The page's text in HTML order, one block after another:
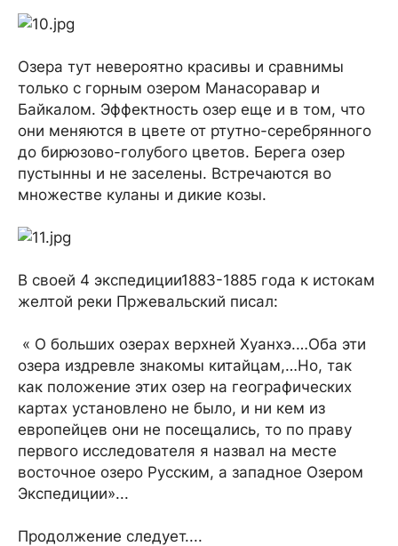
Озера тут невероятно красивы и сравнимы
только с горным озером Манасоравар и
Байкалом. Эффектность озер еще и в том, что
они меняются в цвете от ртутно-серебрянного
до бирюзово-голубого цветов. Берега озер
пустынны и не заселены. Встречаются во
множестве куланы и дикие козы.
В своей 4 экспедиции1883-1885 года к истокам
желтой реки Пржевальский писал:
« О больших озерах верхней Хуанхэ.…Оба эти
озера издревле знакомы китайцам,…Но, так
как положение этих озер на географических
картах установлено не было, и ни кем из
европейцев они не посещались, то по праву
первого исследователя я назвал на месте
восточное озеро Русским, а западное Озером
Экспедиции»...
Продолжение следует....